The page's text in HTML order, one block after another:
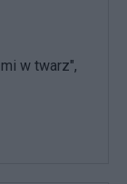
w twarz",